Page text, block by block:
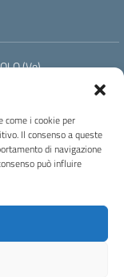
come i cookie per
Il consenso a queste
di navigazione
può influire
(Ve)
istsc_verh020008
e l'ospitalità